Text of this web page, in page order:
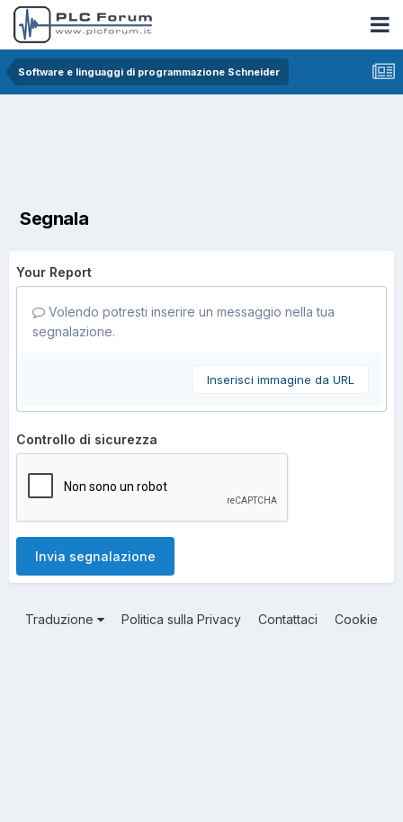
Software e linguaggi di programmazione Schneider
Segnala
Your Report
Volendo potresti inserire un messaggio nella tua
segnalazione.
Inserisci immagine da URL
Controllo di sicurezza
Invia segnalazione
Traduzione Politica sulla Privacy Contattaci Cookie